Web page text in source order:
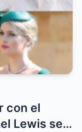
con el
Lewis se